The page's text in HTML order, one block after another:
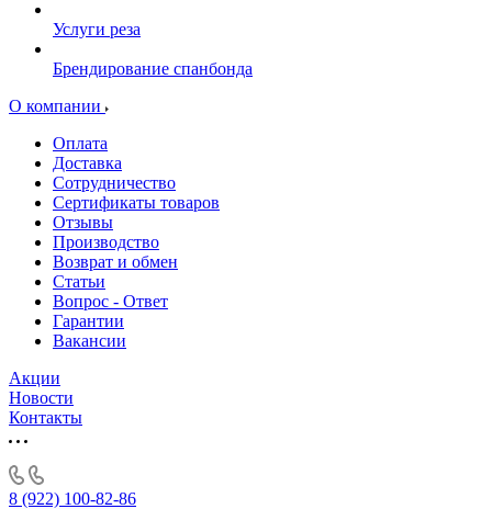
Услуги реза
Брендирование спанбонда
О компании
Оплата
Доставка
Сотрудничество
Сертификаты товаров
Отзывы
Производство
Возврат и обмен
Статьи
Вопрос - Ответ
Гарантии
Вакансии
Акции
Новости
Контакты
8 (922) 100-82-86